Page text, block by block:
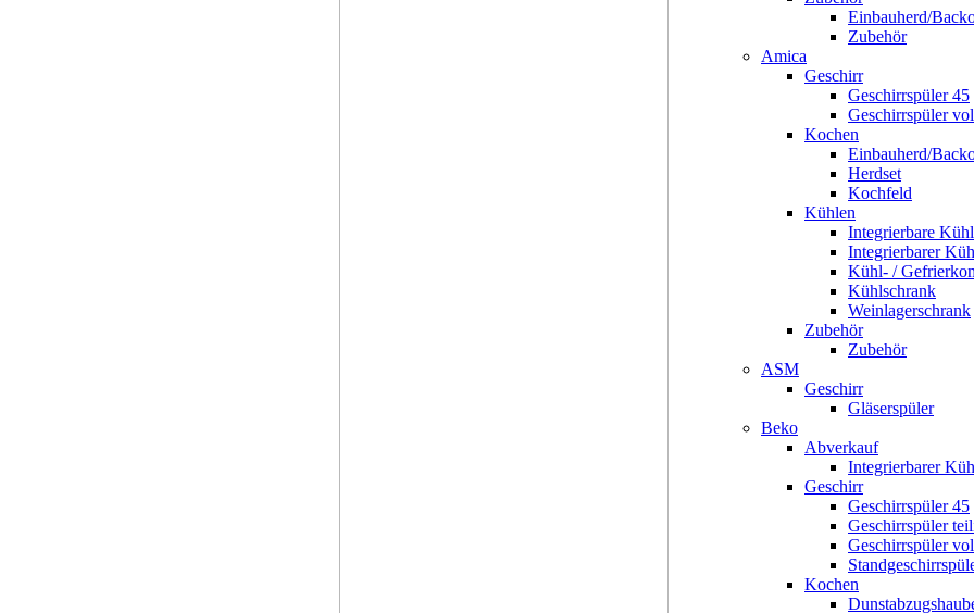
Einbauherd/
Zubehör
Amica
Geschirr
Geschirrspüler 45
Geschirrspüler
Kochen
Einbauherd/
Herdset
Kochfeld
Kühlen
Integrierbare
Integrierbarer
Kühl- /
Kühlschrank
Weinlagerschrank
Zubehör
Zubehör
ASM
Geschirr
Gläserspüler
Beko
Abverkauf
Integrierbarer
Geschirr
Geschirrspüler 45
Geschirrspüler
Geschirrspüler
Kochen